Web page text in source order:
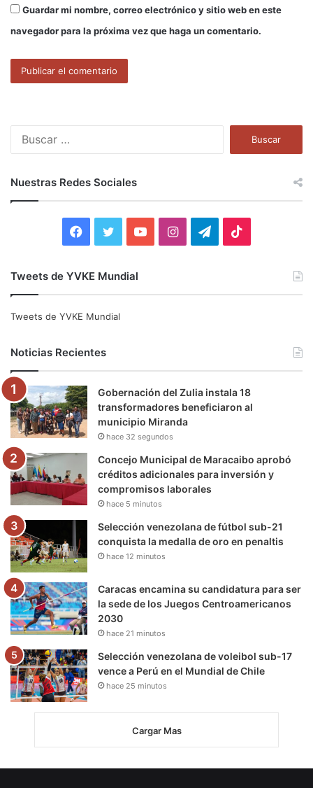
Guardar mi nombre, correo electrónico y sitio web en este
navegador para la próxima vez que haga un comentario.
:
Nuestras Redes Sociales
e
o
o
t
e
r
b
e
I
g
r
a
m
r
a
k
Tweets de YVKE Mundial
Tweets de YVKE Mundial
Noticias Recientes
Gobernación del Zulia instala 18
transformadores beneficiaron al
municipio Miranda
hace 32 segundos
Concejo Municipal de Maracaibo aprobó
créditos adicionales para inversión y
compromisos laborales
hace 5 minutos
Selección venezolana de fútbol sub-21
conquista la medalla de oro en penaltis
hace 12 minutos
Caracas encamina su candidatura para ser
la sede de los Juegos Centroamericanos
2030
hace 21 minutos
Selección venezolana de voleibol sub-17
vence a Perú en el Mundial de Chile
hace 25 minutos
Cargar Mas